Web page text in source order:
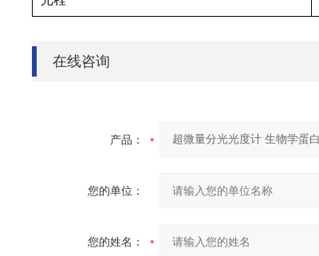
在线咨询
产品：
您的单位：
您的姓名：